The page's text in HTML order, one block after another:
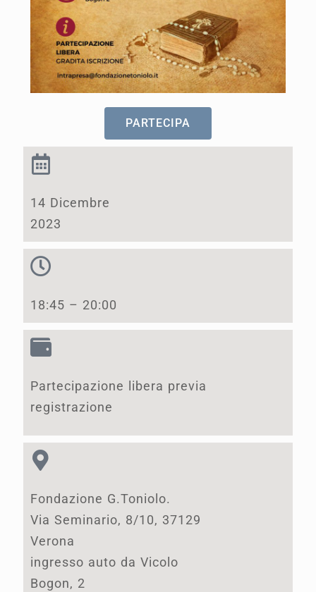
PARTECIPA
14 Dicembre
2023
18:45 – 20:00
Partecipazione libera previa
registrazione
Fondazione G.Toniolo.
Via Seminario, 8/10, 37129
Verona
ingresso auto da Vicolo
Bogon, 2